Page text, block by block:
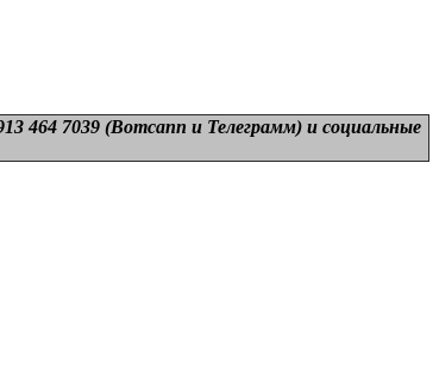
464 7039 (Вотсапп и Телеграмм) и социальные